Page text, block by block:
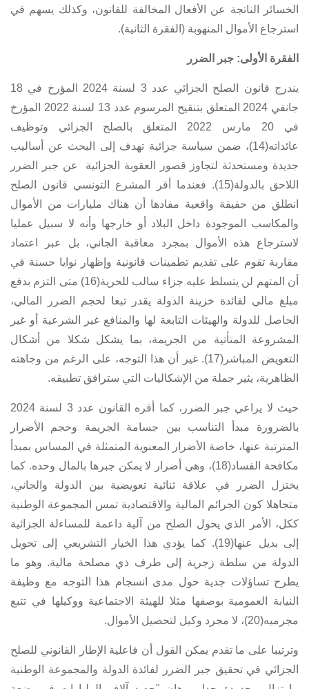
الخسائر الناتجة عن الأفعال المخالفة للقانون، وكذلك يسهم في
استرجاع الأموال المنهوبة (الفقرة الثانية).
الفقرة الأولى: جبر الضرر
يندرج
قانون الصلح الجزائي عدد 3 لسنة 2024 المؤرخ في 18
جانفي 2024
المتعلق بتنقيح
المرسوم عدد 13 لسنة 2022 المؤرخ
في 20 مارس 2022 المتعلق بالصلح الجزائي وتوظيف
عائداته
(14)، ضمن سياسة جزائية تهدف إلى البحث عن أساليب
جديدة ومستحدثة لتجاوز قصور العقوبة الجزائية عن جبر الضرر
اللاحق بالدولة(15). فعندما أقر المشرع التونسي قانون الصلح
انطلق من حقيقة واقعية مفادها أن هناك مليارات من الأموال
والمكاسب الموجودة داخل البلاد أو خارجها وأنه لا سبيل عمليا
لاسترجاع هذه الأموال بمجرد معاقبة الجاني، بل عبر اعتماد
مقاربة تقوم على تقديم تطمينات قانونية وإظهار نوايا حسنة في
أن المتهم لن يتسلط عليه جزاء سالب للحرية(16) متى التزم بدفع
مبلغ مالي لفائدة خزينة الدولة يقدر تبعا لحجم الضرر المالي،
الحاصل للدولة والهيئات التابعة لها والمنافع غير الشرعية أو غير
المشروعة المتأتية من الجريمة، بما يشكل شكلا من أشكال
التعويض المباشر(17). غير أن هذا التوجه، على الرغم من وجاهته
الظاهرية، يثير جملة من الإشكاليات التي سترافق تطبيقه.
حيث لا يراعي جبر الضرر، كما أقره
القانون عدد 3 لسنة 2024
بالضرورة مبدأ التناسب بين جسامة الجريمة وحجم الأضرار
المترتبة عنها، خاصة الأضرار المعنوية المتمثلة في المساس بمبدأ
مكافحة الفساد(18)، وهي أضرار لا يمكن جبرها بالمال وحده. كما
يختزل الضرر في علاقة ثنائية تعويضية بين الدولة والجاني،
متجاهلا كون الجرائم المالية والاقتصادية تمس المجموعة الوطنية
ككل، الأمر الذي يحول الصلح من آلية داعمة للمساءلة الجزائية
إلى بديل عنها(19). كما يؤدي هذا الخيار التشريعي إلى تحويل
الدولة من سلطة زجرية إلى طرف ذي مصلحة مالية. وهو ما
يطرح تساؤلات جدية حول مدى انسجام هذا التوجه مع وظيفة
النيابة العمومية بوصفها مثلا للهيئة الاجتماعية ووكيلها في تتبع
مجرميه(20)، لا مجرد وكيل لتحصيل الأموال.
وترتيبا على ما تقدم يمكن القول أن فاعلية الإطار القانوني للصلح
الجزائي في تحقيق جبر الضرر لفائدة الدولة والمجموعة الوطنية